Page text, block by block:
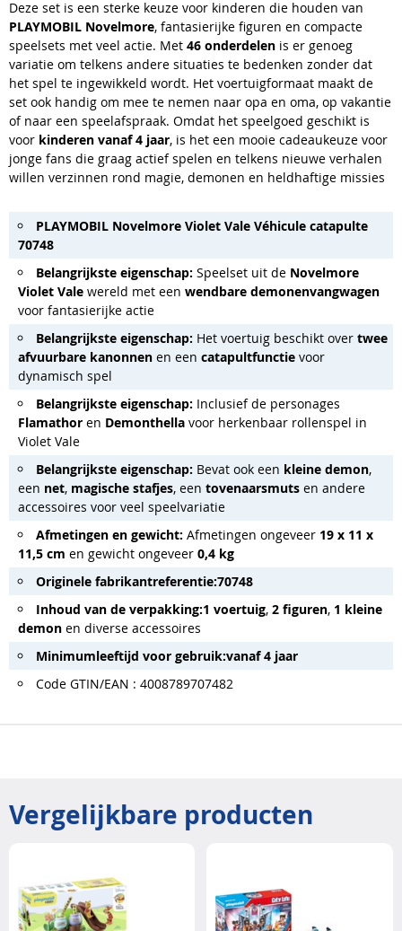
Deze set is een sterke keuze voor kinderen die houden van
PLAYMOBIL Novelmore, fantasierijke figuren en compacte
speelsets met veel actie. Met 46 onderdelen is er genoeg
variatie om telkens andere situaties te bedenken zonder dat
het spel te ingewikkeld wordt. Het voertuigformaat maakt de
set ook handig om mee te nemen naar opa en oma, op vakantie
of naar een speelafspraak. Omdat het speelgoed geschikt is
voor kinderen vanaf 4 jaar, is het een mooie cadeaukeuze voor
jonge fans die graag actief spelen en telkens nieuwe verhalen
willen verzinnen rond magie, demonen en heldhaftige missies
PLAYMOBIL Novelmore Violet Vale Véhicule catapulte
70748
Belangrijkste eigenschap: Speelset uit de Novelmore
Violet Vale wereld met een wendbare demonenvangwagen
voor fantasierijke actie
Belangrijkste eigenschap: Het voertuig beschikt over twee
afvuurbare kanonnen en een catapultfunctie voor
dynamisch spel
Belangrijkste eigenschap: Inclusief de personages
Flamathor en Demonthella voor herkenbaar rollenspel in
Violet Vale
Belangrijkste eigenschap: Bevat ook een kleine demon,
een net, magische stafjes, een tovenaarsmuts en andere
accessoires voor veel speelvariatie
Afmetingen en gewicht: Afmetingen ongeveer 19 x 11 x
11,5 cm en gewicht ongeveer 0,4 kg
Originele fabrikantreferentie:70748
Inhoud van de verpakking:1 voertuig, 2 figuren, 1 kleine
demon en diverse accessoires
Minimumleeftijd voor gebruik:vanaf 4 jaar
Code GTIN/EAN : 4008789707482
Vergelijkbare producten